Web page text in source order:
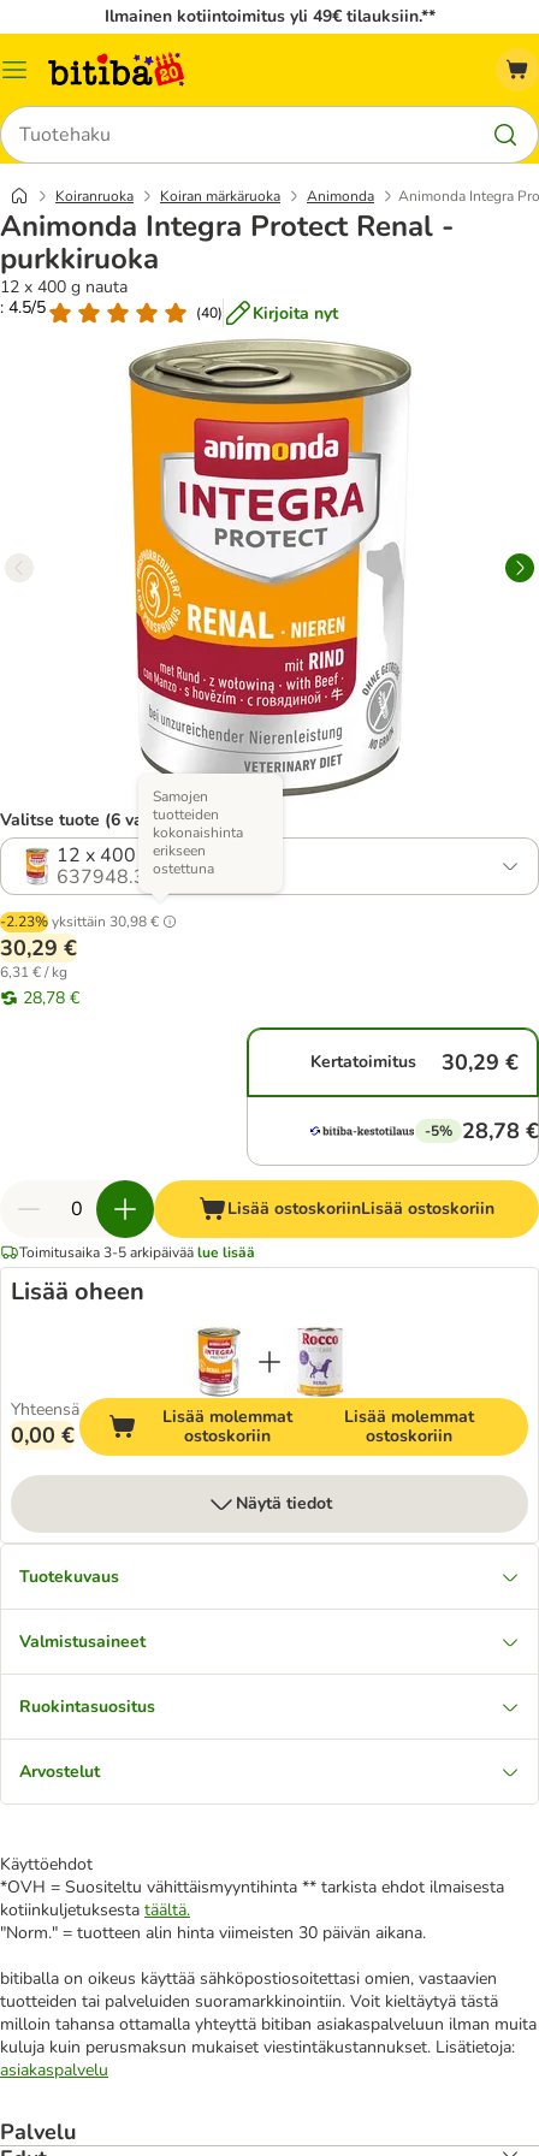
Ilmainen kotiintoimitus yli 49€ tilauksiin.**
Katalogivalikko
Hae
Koiranruoka Koiran märkäruoka Animonda Animonda Integra
Animonda Integra Protect Renal -
purkkiruoka
12 x 400 g nauta
: 4.5/5
(40) Kirjoita nyt
Valitse tuote (6 vaihtoehtoa)
12 x 400 g nauta
637948.3
-2.23%yksittäin 30,98 €
Samojen
tuotteiden
kokonaishinta
erikseen
ostettuna
30,29 €
6,31 € / kg
28,78 €
Kertatoimitus 30,29 €
-5% 28,78 €
Lisää ostoskoriinLisää ostoskoriin
Toimitusaika 3-5 arkipäiväälue lisää
Lisää oheen
Yhteensä
0,00 €
Lisää molemmat
ostoskoriin
Lisää molemmat
ostoskoriin
Näytä tiedot
Tuotekuvaus
Valmistusaineet
Ruokintasuositus
Arvostelut
Käyttöehdot
*OVH = Suositeltu vähittäismyyntihinta ** tarkista ehdot ilmaisesta
kotiinkuljetuksesta täältä.
"Norm." = tuotteen alin hinta viimeisten 30 päivän aikana.
bitiballa on oikeus käyttää sähköpostiosoitettasi omien, vastaavien
tuotteiden tai palveluiden suoramarkkinointiin. Voit kieltäytyä tästä
milloin tahansa ottamalla yhteyttä bitiban asiakaspalveluun ilman muita
kuluja kuin perusmaksun mukaiset viestintäkustannukset. Lisätietoja:
asiakaspalvelu
Palvelu